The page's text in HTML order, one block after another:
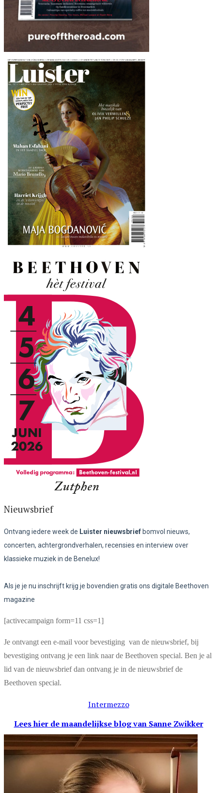
Nieuwsbrief
Ontvang iedere week de Luister nieuwsbrief bomvol nieuws,
concerten, achtergrondverhalen, recensies en interview over
klassieke muziek in de Benelux!
Als je je nu inschrijft krijg je bovendien gratis ons digitale Beethoven
magazine
[activecampaign form=11 css=1]
Je ontvangt een e-mail voor bevestiging van de nieuwsbrief, bij
bevestiging ontvang je een link naar de Beethoven special. Ben je al
lid van de nieuwsbrief dan ontvang je in de nieuwsbrief de
Beethoven special.
Intermezzo
Lees hier de maandelijkse blogvan Sanne Zwikker